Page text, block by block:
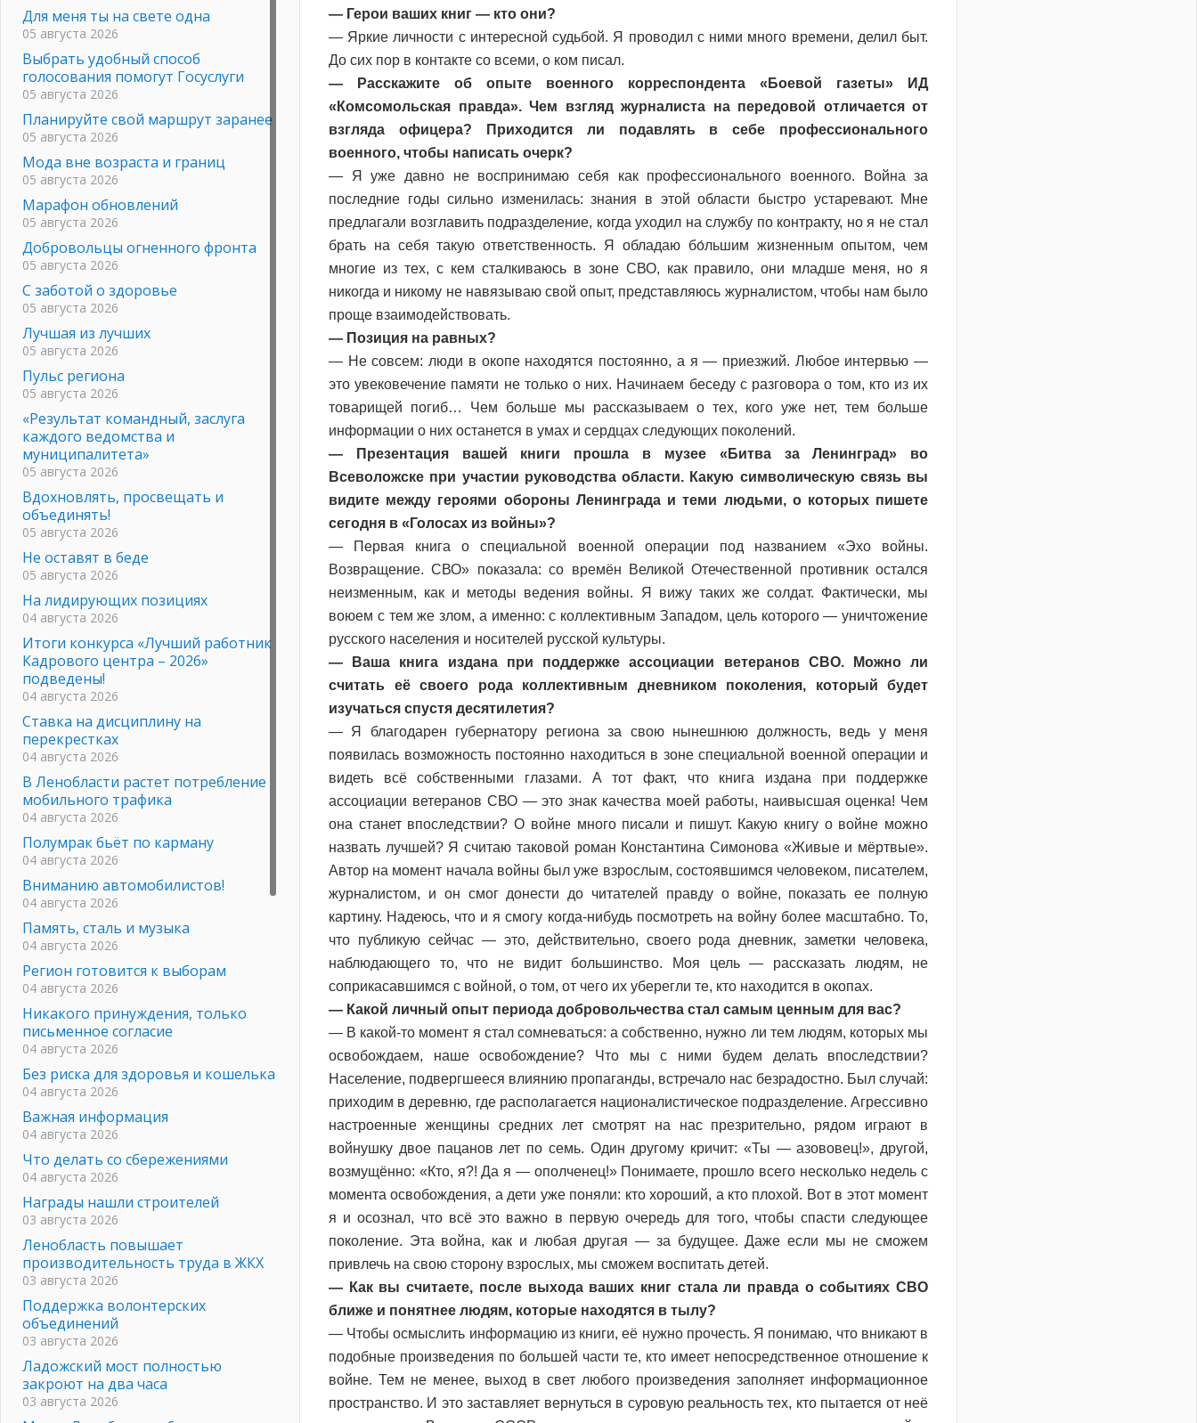
— Герои ваших книг — кто они?
— Яркие личности с интересной судьбой. Я проводил с ними много времени, делил быт.
До сих пор в контакте со всеми, о ком писал.
— Расскажите об опыте военного корреспондента «Боевой газеты» ИД
«Комсомольская правда». Чем взгляд журналиста на передовой отличается от
взгляда офицера? Приходится ли подавлять в себе профессионального
военного, чтобы написать очерк?
— Я уже давно не воспринимаю себя как профессионального военного. Война за
последние годы сильно изменилась: знания в этой области быстро устаревают. Мне
предлагали возглавить подразделение, когда уходил на службу по контракту, но я не стал
брать на себя такую ответственность. Я обладаю бо́льшим жизненным опытом, чем
многие из тех, с кем сталкиваюсь в зоне СВО, как правило, они младше меня, но я
никогда и никому не навязываю свой опыт, представляюсь журналистом, чтобы нам было
проще взаимодействовать.
— Позиция на равных?
— Не совсем: люди в окопе находятся постоянно, а я — приезжий. Любое интервью —
это увековечение памяти не только о них. Начинаем беседу с разговора о том, кто из их
товарищей погиб… Чем больше мы рассказываем о тех, кого уже нет, тем больше
информации о них останется в умах и сердцах следующих поколений.
— Презентация вашей книги прошла в музее «Битва за Ленинград» во
Всеволожске при участии руководства области. Какую символическую связь вы
видите между героями обороны Ленинграда и теми людьми, о которых пишете
сегодня в «Голосах из войны»?
— Первая книга о специальной военной операции под названием «Эхо войны.
Возвращение. СВО» показала: со времён Великой Отечественной противник остался
неизменным, как и методы ведения войны. Я вижу таких же солдат. Фактически, мы
воюем с тем же злом, а именно: с коллективным Западом, цель которого — уничтожение
русского населения и носителей русской культуры.
— Ваша книга издана при поддержке ассоциации ветеранов СВО. Можно ли
считать её своего рода коллективным дневником поколения, который будет
изучаться спустя десятилетия?
— Я благодарен губернатору региона за свою нынешнюю должность, ведь у меня
появилась возможность постоянно находиться в зоне специальной военной операции и
видеть всё собственными глазами. А тот факт, что книга издана при поддержке
ассоциации ветеранов СВО — это знак качества моей работы, наивысшая оценка! Чем
она станет впоследствии? О войне много писали и пишут. Какую книгу о войне можно
назвать лучшей? Я считаю таковой роман Константина Симонова «Живые и мёртвые».
Автор на момент начала войны был уже взрослым, состоявшимся человеком, писателем,
журналистом, и он смог донести до читателей правду о войне, показать ее полную
картину. Надеюсь, что и я смогу когда-нибудь посмотреть на войну более масштабно. То,
что публикую сейчас — это, действительно, своего рода дневник, заметки человека,
наблюдающего то, что не видит большинство. Моя цель — рассказать людям, не
соприкасавшимся с войной, о том, от чего их уберегли те, кто находится в окопах.
— Какой личный опыт периода добровольчества стал самым ценным для вас?
— В какой-то момент я стал сомневаться: а собственно, нужно ли тем людям, которых мы
освобождаем, наше освобождение? Что мы с ними будем делать впоследствии?
Население, подвергшееся влиянию пропаганды, встречало нас безрадостно. Был случай:
приходим в деревню, где располагается националистическое подразделение. Агрессивно
настроенные женщины средних лет смотрят на нас презрительно, рядом играют в
войнушку двое пацанов лет по семь. Один другому кричит: «Ты — азововец!», другой,
возмущённо: «Кто, я?! Да я — ополченец!» Понимаете, прошло всего несколько недель с
момента освобождения, а дети уже поняли: кто хороший, а кто плохой. Вот в этот момент
я и осознал, что всё это важно в первую очередь для того, чтобы спасти следующее
поколение. Эта война, как и любая другая — за будущее. Даже если мы не сможем
привлечь на свою сторону взрослых, мы сможем воспитать детей.
— Как вы считаете, после выхода ваших книг стала ли правда о событиях СВО
ближе и понятнее людям, которые находятся в тылу?
— Чтобы осмыслить информацию из книги, её нужно прочесть. Я понимаю, что вникают в
подобные произведения по большей части те, кто имеет непосредственное отношение к
войне. Тем не менее, выход в свет любого произведения заполняет информационное
пространство. И это заставляет вернуться в суровую реальность тех, кто пытается от неё
Для меня ты на свете одна
05 августа 2026
Выбрать удобный способ
голосования помогут Госуслуги
05 августа 2026
Планируйте свой маршрут заранее
05 августа 2026
Мода вне возраста и границ
05 августа 2026
Марафон обновлений
05 августа 2026
Добровольцы огненного фронта
05 августа 2026
С заботой о здоровье
05 августа 2026
Лучшая из лучших
05 августа 2026
Пульс региона
05 августа 2026
«Результат командный, заслуга
каждого ведомства и
муниципалитета»
05 августа 2026
Вдохновлять, просвещать и
объединять!
05 августа 2026
Не оставят в беде
05 августа 2026
На лидирующих позициях
04 августа 2026
Итоги конкурса «Лучший работник
Кадрового центра – 2026»
подведены!
04 августа 2026
Ставка на дисциплину на
перекрестках
04 августа 2026
В Ленобласти растет потребление
мобильного трафика
04 августа 2026
Полумрак бьёт по карману
04 августа 2026
Вниманию автомобилистов!
04 августа 2026
Память, сталь и музыка
04 августа 2026
Регион готовится к выборам
04 августа 2026
Никакого принуждения, только
письменное согласие
04 августа 2026
Без риска для здоровья и кошелька
04 августа 2026
Важная информация
04 августа 2026
Что делать со сбережениями
04 августа 2026
Награды нашли строителей
03 августа 2026
Ленобласть повышает
производительность труда в ЖКХ
03 августа 2026
Поддержка волонтерских
объединений
03 августа 2026
Ладожский мост полностью
закроют на два часа
03 августа 2026